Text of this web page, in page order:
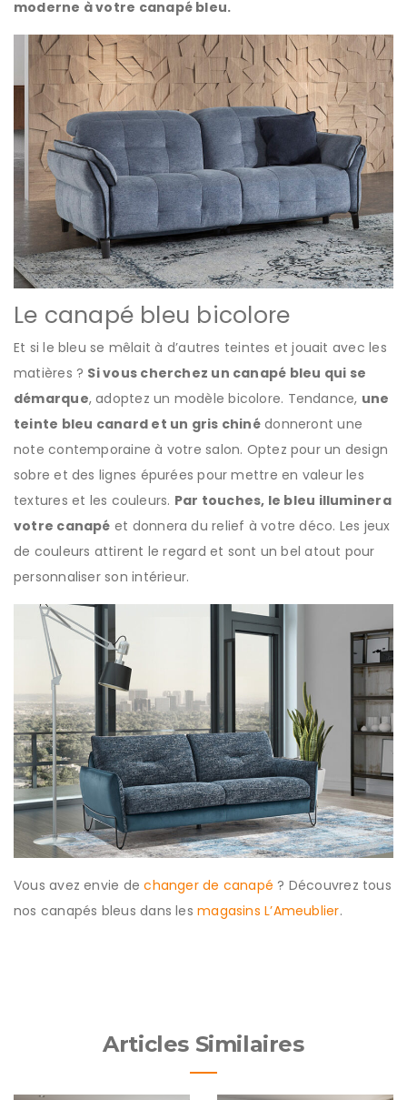
moderne à votre canapé bleu.
Le canapé bleu bicolore
Et si le bleu se mêlait à d’autres teintes et jouait avec les
matières ? Si vous cherchez un canapé bleu qui se
démarque, adoptez un modèle bicolore. Tendance, une
teinte bleu canard et un gris chinédonneront une
note contemporaine à votre salon. Optez pour un design
sobre et des lignes épurées pour mettre en valeur les
textures et les couleurs. Par touches, le bleu illuminera
votre canapé et donnera du relief à votre déco. Les jeux
de couleurs attirent le regard et sont un bel atout pour
personnaliser son intérieur.
Vous avez envie dechanger de canapé? Découvrez tous
nos canapés bleus dans lesmagasins L’Ameublier.
Articles Similaires